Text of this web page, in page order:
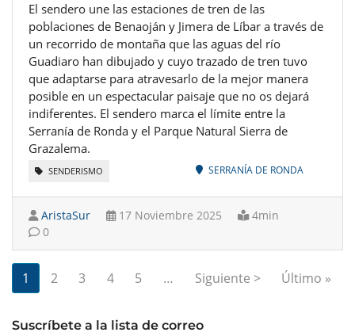
El sendero une las estaciones de tren de las
poblaciones de Benaoján y Jimera de Líbar a través de
un recorrido de montaña que las aguas del río
Guadiaro han dibujado y cuyo trazado de tren tuvo
que adaptarse para atravesarlo de la mejor manera
posible en un espectacular paisaje que no os dejará
indiferentes. El sendero marca el límite entre la
Serranía de Ronda y el Parque Natural Sierra de
Grazalema.
SENDERISMO SERRANÍA DE RONDA
AristaSur 17 Noviembre 2025
4min
0
Paginación
1 2 3 4 5 … Siguiente >Siguiente
Último »
Suscríbete a la lista de correo